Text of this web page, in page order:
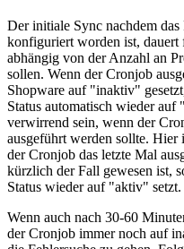
Der initiale Sync nachdem
konfiguriert worden ist,
abhängig von der Anzahl an
sollen. Wenn der Cronjob
Shopware auf "inaktiv"
Status automatisch wieder
verwirrend sein, wenn der
ausgeführt werden sollte. Hier
der Cronjob das letzte Mal
kürzlich der Fall gewesen ist,
Status wieder auf "aktiv" setzt.
Wenn auch nach 30-60
der Cronjob immer noch auf